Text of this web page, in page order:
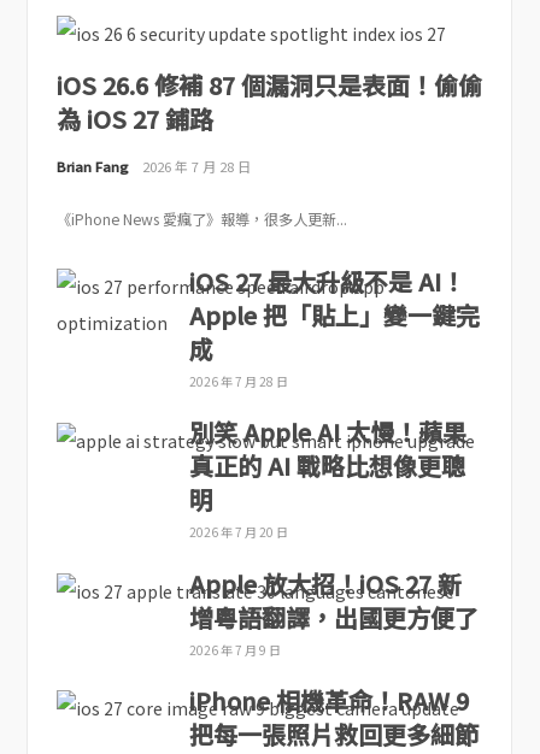
iOS 26.6 修補 87 個漏洞只是表面！偷偷
為 iOS 27 鋪路
Brian Fang 2026 年 7 月 28 日
《iPhone News 愛瘋了》報導，很多人更新...
iOS 27 最大升級不是 AI！
Apple 把「貼上」變一鍵完
成
2026 年 7 月 28 日
別笑 Apple AI 太慢！蘋果
真正的 AI 戰略比想像更聰
明
2026 年 7 月 20 日
Apple 放大招！iOS 27 新
增粵語翻譯，出國更方便了
2026 年 7 月 9 日
iPhone 相機革命！RAW 9
把每一張照片救回更多細節